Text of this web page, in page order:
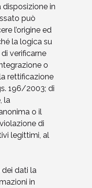
in
può
l’origine ed
la logica su
verificarne
o
rettificazione
196/2003; di
la
o il
di
legittimi, al
dati la
in